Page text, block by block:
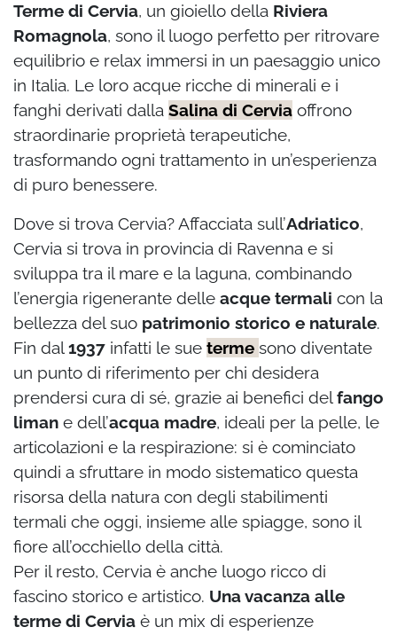
Terme di Cervia, un gioiello della Riviera
Romagnola, sono il luogo perfetto per ritrovare
equilibrio e relax immersi in un paesaggio unico
in Italia. Le loro acque ricche di minerali e i
fanghi derivati dalla Salina di Cervia offrono
straordinarie proprietà terapeutiche,
trasformando ogni trattamento in un’esperienza
di puro benessere.
Dove si trova Cervia? Affacciata sull’Adriatico,
Cervia si trova in provincia di Ravenna e si
sviluppa tra il mare e la laguna, combinando
l’energia rigenerante delle acque termali con la
bellezza del suo patrimonio storico e naturale.
Fin dal1937 infatti le sue terme sono diventate
un punto di riferimento per chi desidera
prendersi cura di sé, grazie ai benefici delfango
liman e dell’acqua madre, ideali per la pelle, le
articolazioni e la respirazione: si è cominciato
quindi a sfruttare in modo sistematico questa
risorsa della natura con degli stabilimenti
termali che oggi, insieme alle spiagge, sono il
fiore all’occhiello della città.
Per il resto, Cervia è anche luogo ricco di
fascino storico e artistico. Una vacanza alle
terme di Cervia è un mix di esperienze